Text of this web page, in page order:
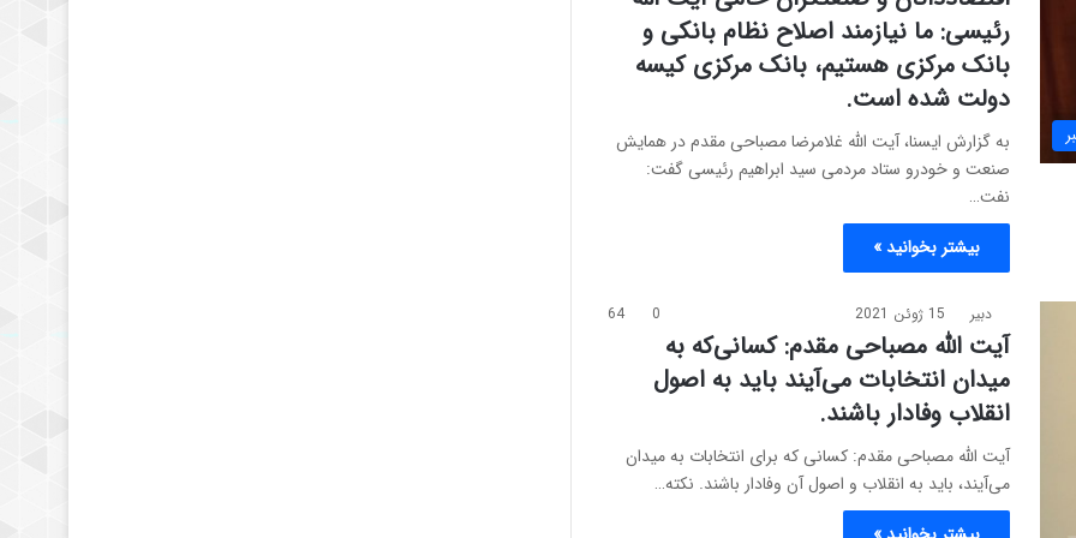
رئیسی: ما نیازمند اصلاح نظام بانکی و
بانک مرکزی هستیم، بانک مرکزی کیسه
دولت شده است.
به گزارش ایسنا، آیت الله غلامرضا مصباحی مقدم در همایش
صنعت و خودرو ستاد مردمی سید ابراهیم رئیسی گفت:
نفت…
بیشتر بخوانید »
دبیر 15 ژوئن 2021 0
64
آیت الله مصباحی مقدم: کسانی‌که به
میدان انتخابات می‌آیند باید به اصول
انقلاب وفادار باشند.
آیت الله مصباحی مقدم: کسانی که برای انتخابات به میدان
می‌آیند، باید به انقلاب و اصول آن وفادار باشند. نکته…